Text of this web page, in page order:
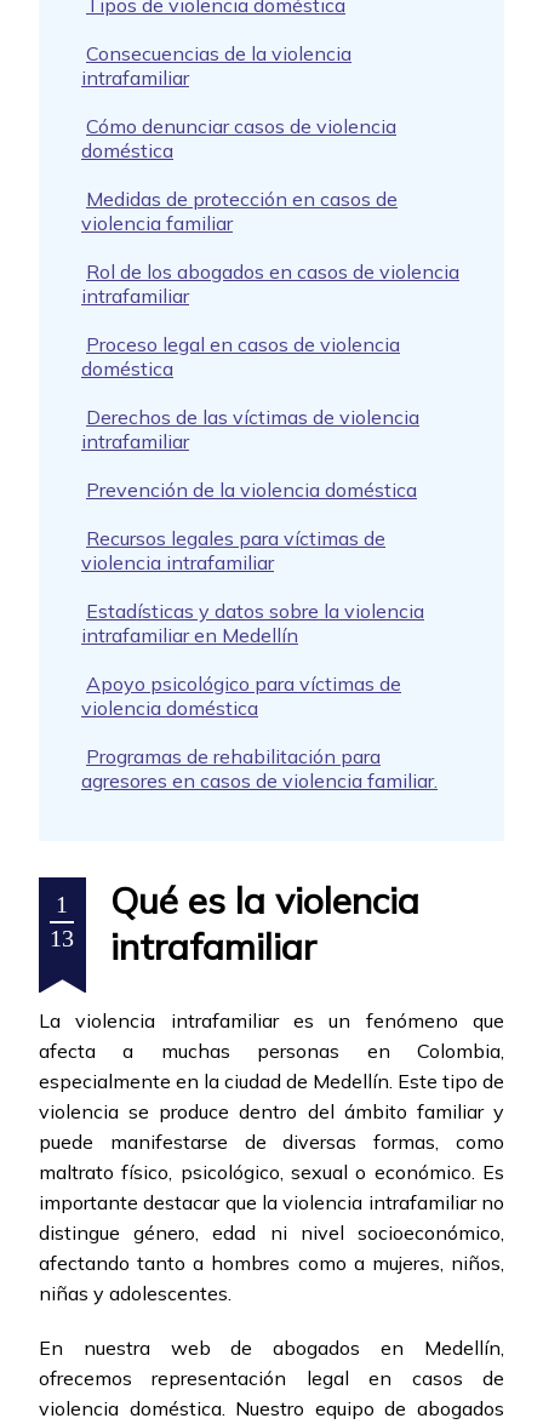
Tipos de violencia doméstica
Consecuencias de la violencia
intrafamiliar
Cómo denunciar casos de violencia
doméstica
Medidas de protección en casos de
violencia familiar
Rol de los abogados en casos de violencia
intrafamiliar
Proceso legal en casos de violencia
doméstica
Derechos de las víctimas de violencia
intrafamiliar
Prevención de la violencia doméstica
Recursos legales para víctimas de
violencia intrafamiliar
Estadísticas y datos sobre la violencia
intrafamiliar en Medellín
Apoyo psicológico para víctimas de
violencia doméstica
Programas de rehabilitación para
agresores en casos de violencia familiar.
1
13
Qué es la violencia
intrafamiliar
La violencia intrafamiliar es un fenómeno que
afecta a muchas personas en Colombia,
especialmente en la ciudad de Medellín. Este tipo de
violencia se produce dentro del ámbito familiar y
puede manifestarse de diversas formas, como
maltrato físico, psicológico, sexual o económico. Es
importante destacar que la violencia intrafamiliar no
distingue género, edad ni nivel socioeconómico,
afectando tanto a hombres como a mujeres, niños,
niñas y adolescentes.
En nuestra web de abogados en Medellín,
ofrecemos representación legal en casos de
violencia doméstica. Nuestro equipo de abogados